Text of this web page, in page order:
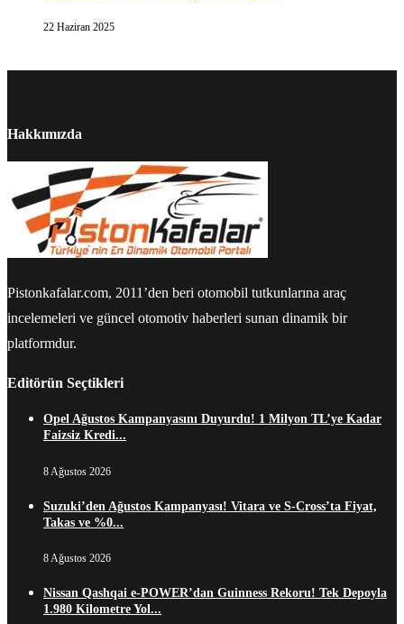
22 Haziran 2025
Hakkımızda
Pistonkafalar.com, 2011’den beri otomobil tutkunlarına araç
incelemeleri ve güncel otomotiv haberleri sunan dinamik bir
platformdur.
Editörün Seçtikleri
Opel Ağustos Kampanyasını Duyurdu! 1 Milyon TL’ye Kadar
Faizsiz Kredi...
8 Ağustos 2026
Suzuki’den Ağustos Kampanyası! Vitara ve S-Cross’ta Fiyat,
Takas ve %0...
8 Ağustos 2026
Nissan Qashqai e-POWER’dan Guinness Rekoru! Tek Depoyla
1.980 Kilometre Yol...